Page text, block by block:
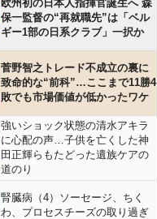
欧州初の日本人指揮官誕生へ 森
保一監督の“再就職先”は「ベル
ギー1部の日系クラブ」一択か
菅野智之トレード不成立の裏に
致命的な“前科”…ここまで11勝4
敗でも市場価値が低かったワケ
強いショック状態の清水アキラ
に心配の声…子供を亡くした神
田正輝らもたどった遺族ケアの
道のり
腎臓病（4）ソーセージ、ちく
わ、プロセスチーズの取り過ぎ